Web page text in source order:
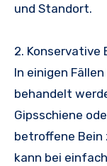
und Standort.
2. Konservative
In einigen
behandelt
Gipsschiene
betroffene Bein
kann bei